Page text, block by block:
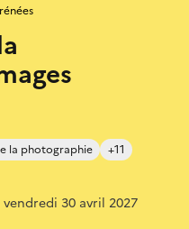
la photographie +11
30 avril 2027